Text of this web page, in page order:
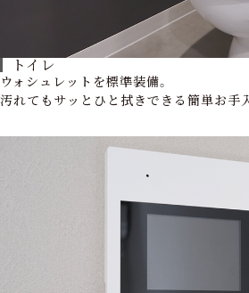
トイレ
ウォシュレットを標準装備。
汚れてもサッとひと拭きできる簡単お手